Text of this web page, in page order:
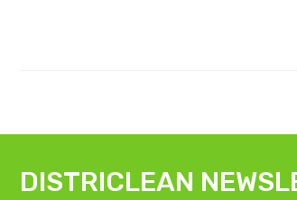
DISTRICLEAN